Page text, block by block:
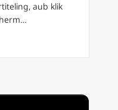
aub klik
(04) De Heilige